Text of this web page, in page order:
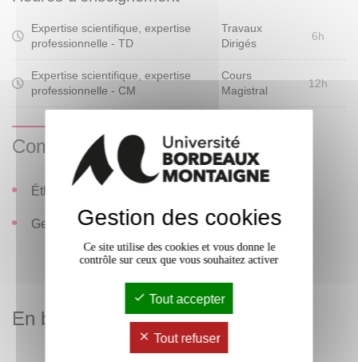
Expertise scientifique, expertise
professionnelle - TD
Travaux
Dirigés
6h
Expertise scientifique, expertise
professionnelle - CM
Cours
Magistral
12h
Compétences visées
Éthiques de conviction et de responsabilité ;
Gestion de l'incertitude.
En bref
Gestion des cookies
Ce site utilise des cookies et vous donne le
contrôle sur ceux que vous souhaitez activer
Tout accepter
Tout refuser